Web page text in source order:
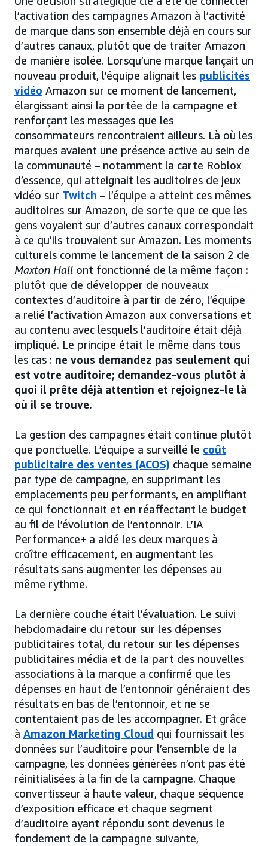
l’activation des campagnes Amazon à l’activité
de marque dans son ensemble déjà en cours sur
d’autres canaux, plutôt que de traiter Amazon
de manière isolée. Lorsqu’une marque lançait un
nouveau produit, l’équipe alignait les publicités
vidéo Amazon sur ce moment de lancement,
élargissant ainsi la portée de la campagne et
renforçant les messages que les
consommateurs rencontraient ailleurs. Là où les
marques avaient une présence active au sein de
la communauté – notamment la carte Roblox
d’essence, qui atteignait les auditoires de jeux
vidéo sur Twitch – l’équipe a atteint ces mêmes
auditoires sur Amazon, de sorte que ce que les
gens voyaient sur d’autres canaux correspondait
à ce qu’ils trouvaient sur Amazon. Les moments
culturels comme le lancement de la saison 2 de
Maxton Hall ont fonctionné de la même façon :
plutôt que de développer de nouveaux
contextes d’auditoire à partir de zéro, l’équipe
a relié l’activation Amazon aux conversations et
au contenu avec lesquels l’auditoire était déjà
impliqué. Le principe était le même dans tous
les cas : ne vous demandez pas seulement qui
est votre auditoire; demandez-vous plutôt à
quoi il prête déjà attention et rejoignez-le là
où il se trouve.
La gestion des campagnes était continue plutôt
que ponctuelle. L’équipe a surveillé le coût
publicitaire des ventes (ACOS) chaque semaine
par type de campagne, en supprimant les
emplacements peu performants, en amplifiant
ce qui fonctionnait et en réaffectant le budget
au fil de l’évolution de l’entonnoir. L’IA
Performance+ a aidé les deux marques à
croître efficacement, en augmentant les
résultats sans augmenter les dépenses au
même rythme.
La dernière couche était l’évaluation. Le suivi
hebdomadaire du retour sur les dépenses
publicitaires total, du retour sur les dépenses
publicitaires média et de la part des nouvelles
associations à la marque a confirmé que les
dépenses en haut de l’entonnoir généraient des
résultats en bas de l’entonnoir, et ne se
contentaient pas de les accompagner. Et grâce
à Amazon Marketing Cloud qui fournissait les
données sur l’auditoire pour l’ensemble de la
campagne, les données générées n’ont pas été
réinitialisées à la fin de la campagne. Chaque
convertisseur à haute valeur, chaque séquence
d’exposition efficace et chaque segment
d’auditoire ayant répondu sont devenus le
fondement de la campagne suivante,